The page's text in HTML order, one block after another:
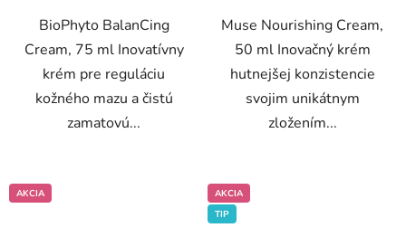
hviezdičiek.
BioPhyto BalanCing
Cream, 75 ml Inovatívny
krém pre reguláciu
kožného mazu a čistú
zamatovú...
hviezdičiek.
Muse Nourishing Cream,
50 ml Inovačný krém
hutnejšej konzistencie
svojim unikátnym
zložením...
AKCIA
AKCIA
TIP